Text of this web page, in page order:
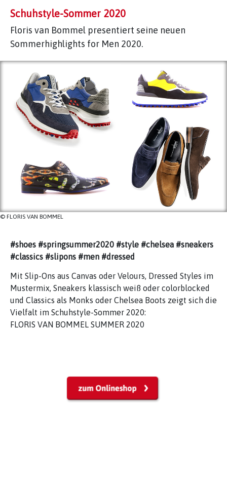
Schuhstyle-Sommer 2020
Floris van Bommel presentiert seine neuen
Sommerhighlights for Men 2020.
© FLORIS VAN BOMMEL
#shoes #springsummer2020 #style #chelsea #sneakers
#classics #slipons #men #dressed
Mit Slip-Ons aus Canvas oder Velours, Dressed Styles im
Mustermix, Sneakers klassisch weiß oder colorblocked
und Classics als Monks oder Chelsea Boots zeigt sich die
Vielfalt im Schuhstyle-Sommer 2020:
FLORIS VAN BOMMEL SUMMER 2020